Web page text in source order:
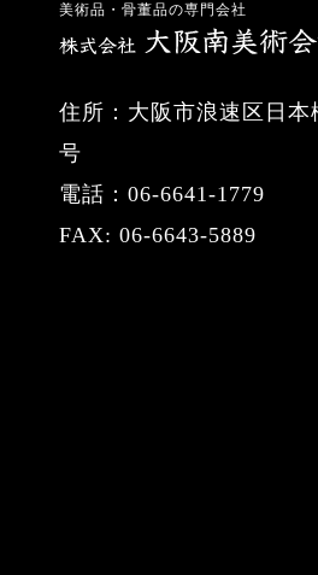
美術品・骨董品の専門会社
住所：大阪市浪速区日本
号
電話：06-6641-1779
FAX: 06-6643-5889